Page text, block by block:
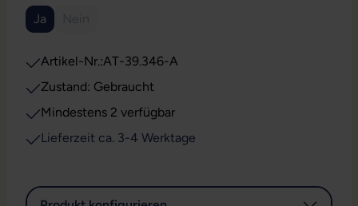
Ja
Artikel-Nr.:AT-39.346-A
Zustand: Gebraucht
Mindestens 2 verfügbar
Lieferzeit ca. 3-4 Werktage